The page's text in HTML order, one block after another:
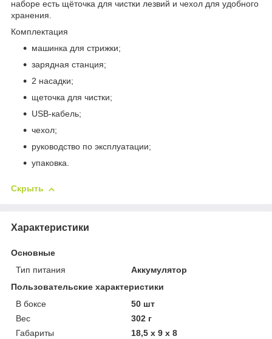
наборе есть щёточка для чистки лезвий и чехол для удобного
хранения.
Комплектация
машинка для стрижки;
зарядная станция;
2 насадки;
щеточка для чистки;
USB-кабель;
чехол;
руководство по эксплуатации;
упаковка.
Скрыть
Характеристики
Основные
Тип питания
Аккумулятор
Пользовательские характеристики
В боксе
50 шт
Вес
302 г
Габариты
18,5 x 9 x 8